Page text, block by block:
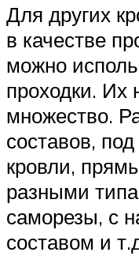
Для других
в качестве
можно
проходки. Их
множество.
составов,
кровли,
разными
саморезы, с
составом и